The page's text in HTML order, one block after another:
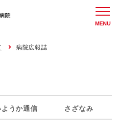
MENU
病院広報誌
ようか通信 さざなみ